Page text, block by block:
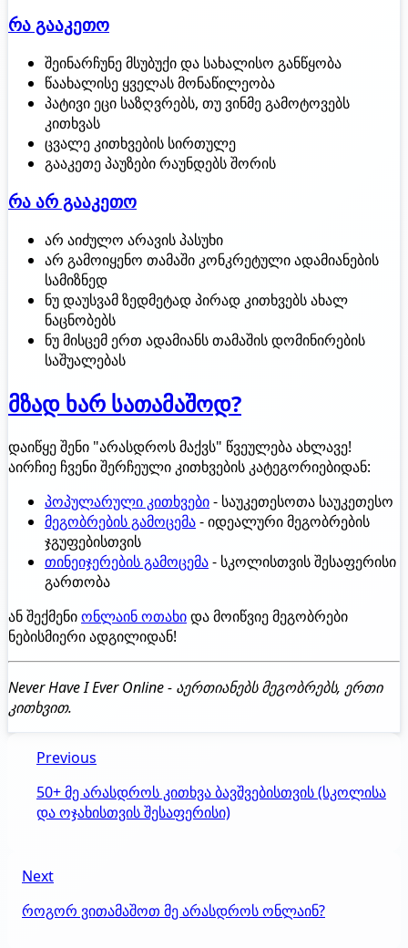
რა გააკეთო
შეინარჩუნე მსუბუქი და სახალისო განწყობა
წაახალისე ყველას მონაწილეობა
პატივი ეცი საზღვრებს, თუ ვინმე გამოტოვებს
კითხვას
ცვალე კითხვების სირთულე
გააკეთე პაუზები რაუნდებს შორის
რა არ გააკეთო
არ აიძულო არავის პასუხი
არ გამოიყენო თამაში კონკრეტული ადამიანების
სამიზნედ
ნუ დაუსვამ ზედმეტად პირად კითხვებს ახალ
ნაცნობებს
ნუ მისცემ ერთ ადამიანს თამაშის დომინირების
საშუალებას
მზად ხარ სათამაშოდ?
დაიწყე შენი "არასდროს მაქვს" წვეულება ახლავე!
აირჩიე ჩვენი შერჩეული კითხვების კატეგორიებიდან:
პოპულარული კითხვები- საუკეთესოთა საუკეთესო
მეგობრების გამოცემა- იდეალური მეგობრების
ჯგუფებისთვის
თინეიჯერების გამოცემა- სკოლისთვის შესაფერისი
გართობა
ან შექმენიონლაინ ოთახიდა მოიწვიე მეგობრები
ნებისმიერი ადგილიდან!
Never Have I Ever Online - აერთიანებს მეგობრებს, ერთი
კითხვით.
Previous
50+ მე არასდროს კითხვა ბავშვებისთვის (სკოლისა
და ოჯახისთვის შესაფერისი)
Next
როგორ ვითამაშოთ მე არასდროს ონლაინ?